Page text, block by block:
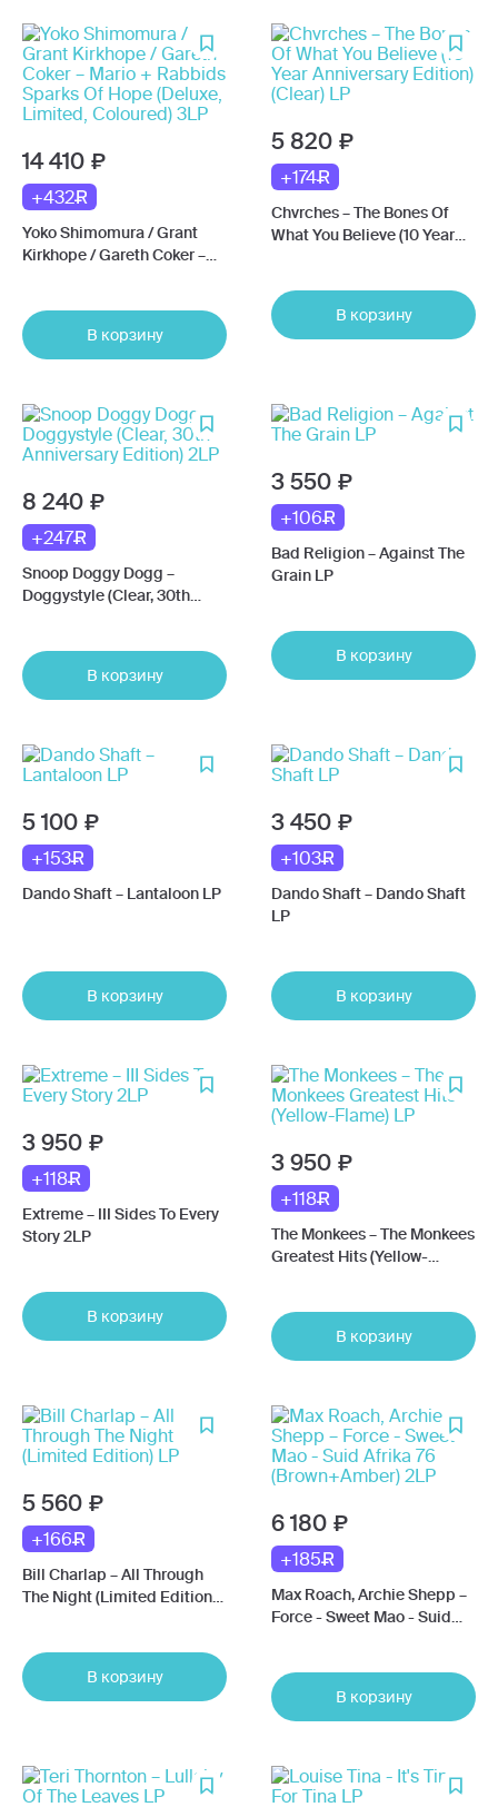
14 410
+432
Yoko Shimomura / Grant
Kirkhope / Gareth Coker –
Coloured) 3LP
В корзину
5 820
+174
Chvrches – The Bones Of
What You Believe (10 Year
В корзину
8 240
+247
Snoop Doggy Dogg –
Doggystyle (Clear, 30th
В корзину
3 550
+106
Bad Religion – Against The
Grain LP
В корзину
5 100
+153
Dando Shaft – Lantaloon LP
В корзину
3 450
+103
Dando Shaft – Dando Shaft
LP
В корзину
3 950
+118
Extreme – III Sides To Every
Story 2LP
В корзину
3 950
+118
The Monkees – The Monkees
Greatest Hits (Yellow-
В корзину
5 560
+166
Bill Charlap – All Through
The Night (Limited Edition)
В корзину
6 180
+185
Max Roach, Archie Shepp –
Force - Sweet Mao - Suid
В корзину